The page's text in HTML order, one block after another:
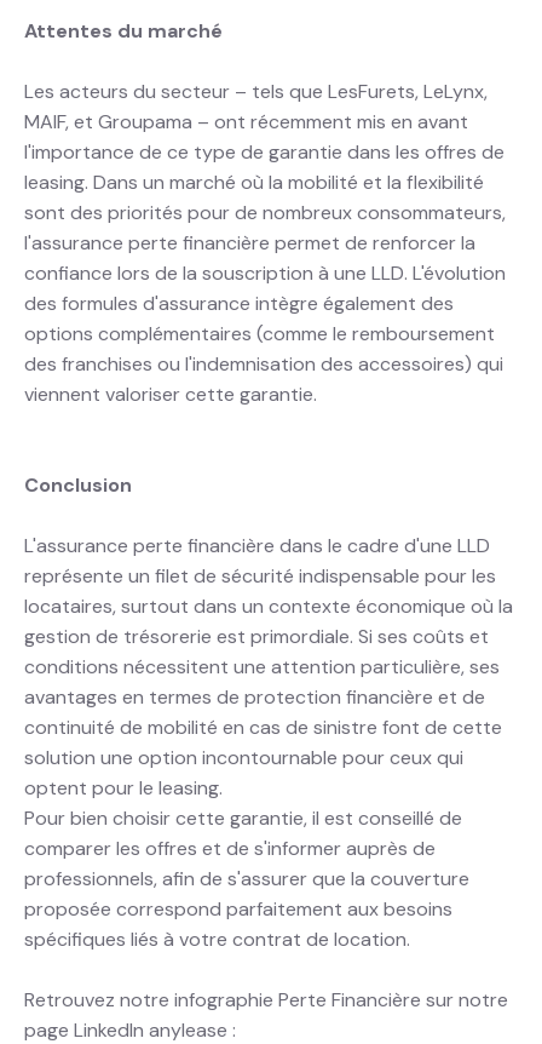
Attentes du marché
Les acteurs du secteur – tels que LesFurets, LeLynx,
MAIF, et Groupama – ont récemment mis en avant
l'importance de ce type de garantie dans les offres de
leasing. Dans un marché où la mobilité et la flexibilité
sont des priorités pour de nombreux consommateurs,
l'assurance perte financière permet de renforcer la
confiance lors de la souscription à une LLD. L'évolution
des formules d'assurance intègre également des
options complémentaires (comme le remboursement
des franchises ou l'indemnisation des accessoires) qui
viennent valoriser cette garantie.
Conclusion
L'assurance perte financière dans le cadre d'une LLD
représente un filet de sécurité indispensable pour les
locataires, surtout dans un contexte économique où la
gestion de trésorerie est primordiale. Si ses coûts et
conditions nécessitent une attention particulière, ses
avantages en termes de protection financière et de
continuité de mobilité en cas de sinistre font de cette
solution une option incontournable pour ceux qui
optent pour le leasing.
Pour bien choisir cette garantie, il est conseillé de
comparer les offres et de s'informer auprès de
professionnels, afin de s'assurer que la couverture
proposée correspond parfaitement aux besoins
spécifiques liés à votre contrat de location.
Retrouvez notre infographie Perte Financière sur notre
page LinkedIn anylease :